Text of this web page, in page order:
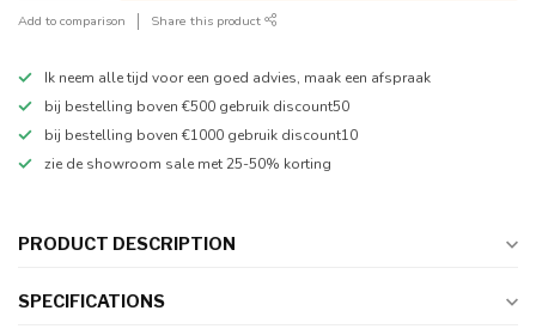
Add to comparison Share this product
Ik neem alle tijd voor een goed advies, maak een afspraak
bij bestelling boven €500 gebruik discount50
bij bestelling boven €1000 gebruik discount10
zie de showroom sale met 25-50% korting
PRODUCT DESCRIPTION
SPECIFICATIONS